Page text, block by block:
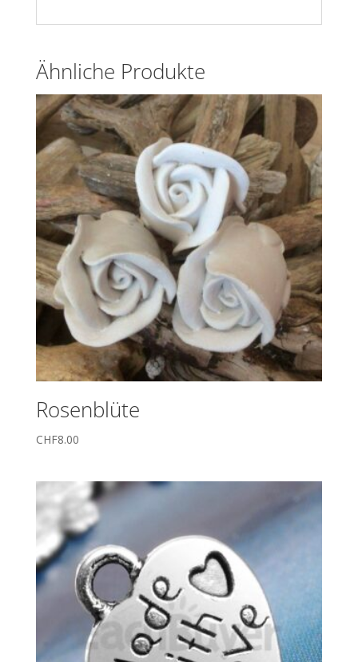
Ähnliche Produkte
Rosenblüte
CHF8.00